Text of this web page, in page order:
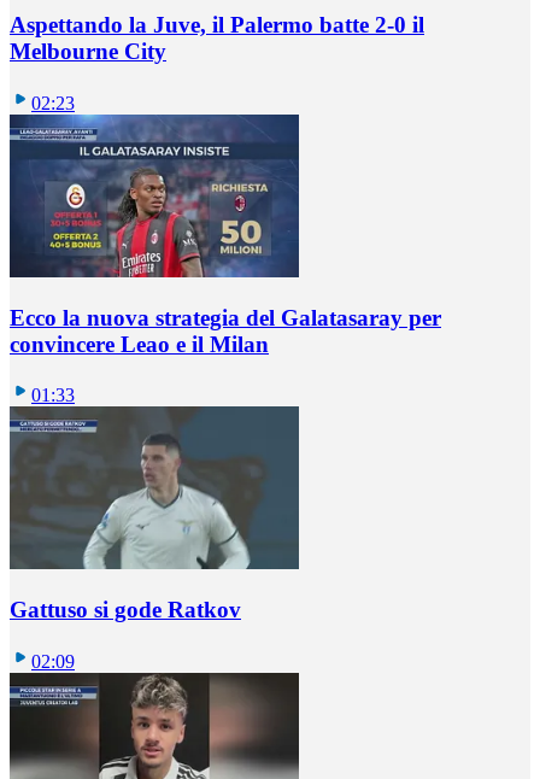
Aspettando la Juve, il Palermo batte 2-0 il
Melbourne City
02:23
Ecco la nuova strategia del Galatasaray per
convincere Leao e il Milan
01:33
Gattuso si gode Ratkov
02:09